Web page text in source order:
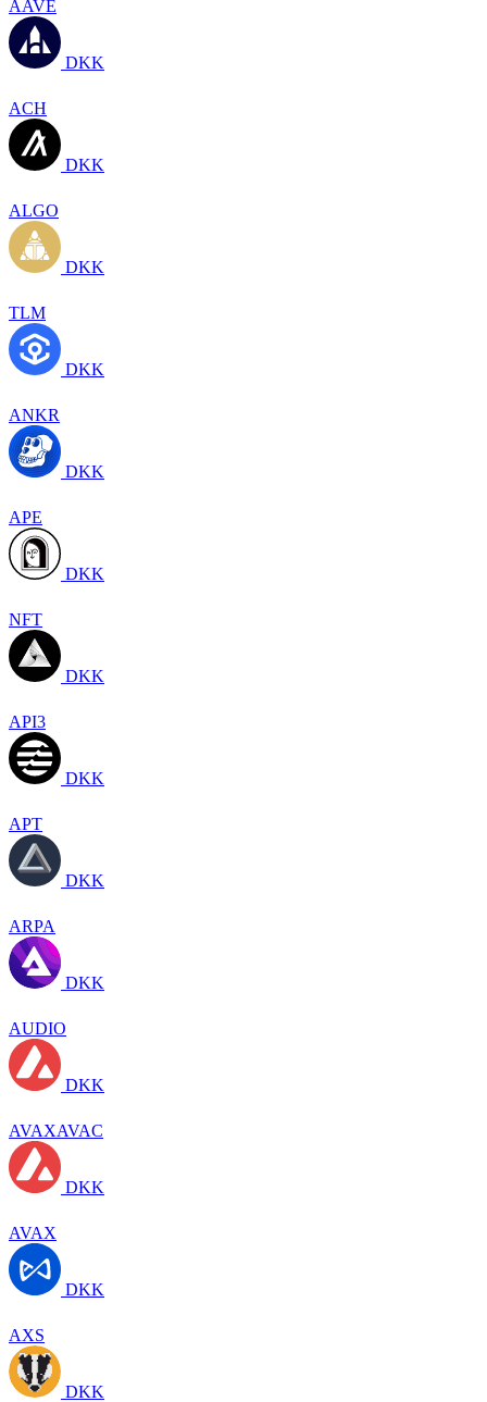
AAVE
DKK
ACH
DKK
ALGO
DKK
TLM
DKK
ANKR
DKK
APE
DKK
NFT
DKK
API3
DKK
APT
DKK
ARPA
DKK
AUDIO
DKK
AVAXAVAC
DKK
AVAX
DKK
AXS
DKK